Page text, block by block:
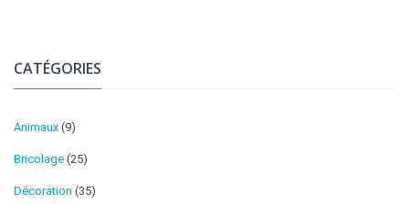
CATÉGORIES
Animaux (9)
Bricolage (25)
Décoration (35)